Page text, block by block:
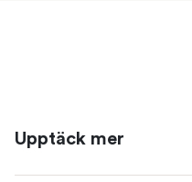
Upptäck mer